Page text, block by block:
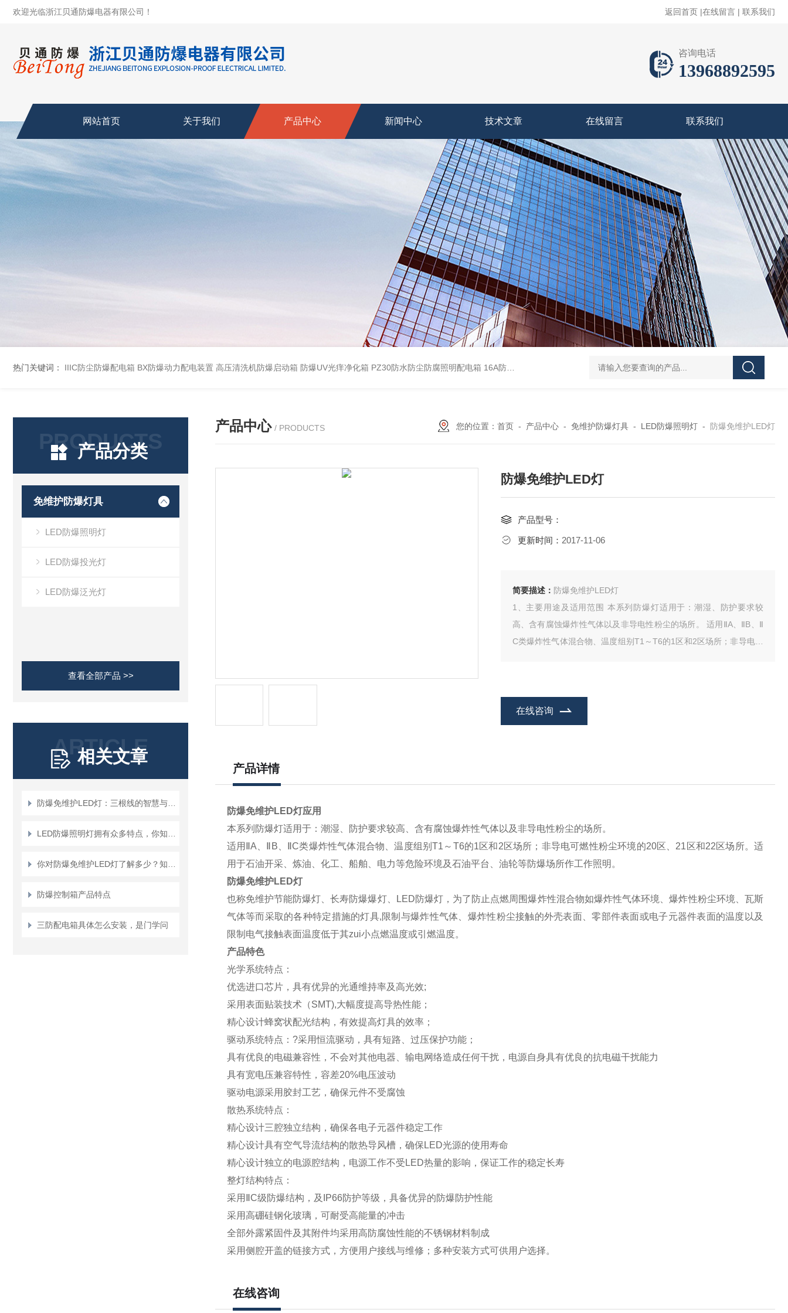
欢迎光临浙江贝通防爆电器有限公司！ 返回首页 |在线留言 | 联系我们
咨询电话
13968892595
网站首页 关于我们 产品中心 新闻中心 技术文章 在线留言 联系我们
热门关键词： IIIC防尘防爆配电箱 BX防爆动力配电装置 高压清洗机防爆启动箱 防爆UV光痒净化箱 PZ30防水防尘防腐照明配电箱 16A防水防尘防腐照明开关 防水防腐检修插座箱 4回路带漏电防爆照明配电箱
PRODUCTS
产品分类
免维护防爆灯具
LED防爆照明灯
LED防爆投光灯
LED防爆泛光灯
查看全部产品 >>
ARTICLE
相关文章
防爆控制箱产品特点
三防配电箱具体怎么安装，是门学问
产品中心 / PRODUCTS 您的位置： 首页 - 产品中心 - 免维护防爆灯具 - LED防爆照明灯 - 防爆免维护LED灯
防爆免维护LED灯
产品型号：
更新时间： 2017-11-06
简要描述： 防爆免维护LED灯
1、主要用途及适用范围 本系列防爆灯适用于：潮湿、防护要求较
高、含有腐蚀爆炸性气体以及非导电性粉尘的场所。 适用ⅡA、ⅡB、Ⅱ
C类爆炸性气体混合物、温度组别T1～T6的1区和2区场所；非导电可
在线咨询
产品详情
防爆免维护LED灯应用
本系列防爆灯适用于：潮湿、防护要求较高、含有腐蚀爆炸性气体以及非导电性粉尘的场所。
适用ⅡA、ⅡB、ⅡC类爆炸性气体混合物、温度组别T1～T6的1区和2区场所；非导电可燃性粉尘环境的20区、21区和22区场所。适
用于石油开采、炼油、化工、船舶、电力等危险环境及石油平台、油轮等防爆场所作工作照明。
防爆免维护LED灯
也称免维护节能防爆灯、长寿防爆爆灯、LED防爆灯，为了防止点燃周围爆炸性混合物如爆炸性气体环境、爆炸性粉尘环境、瓦斯
气体等而采取的各种特定措施的灯具,限制与爆炸性气体、爆炸性粉尘接触的外壳表面、零部件表面或电子元器件表面的温度以及
限制电气接触表面温度低于其zui小点燃温度或引燃温度。
产品特色
光学系统特点：
优选进口芯片，具有优异的光通维持率及高光效;
采用表面贴装技术（SMT),大幅度提高导热性能；
精心设计蜂窝状配光结构，有效提高灯具的效率；
驱动系统特点：?采用恒流驱动，具有短路、过压保护功能；
具有优良的电磁兼容性，不会对其他电器、输电网络造成任何干扰，电源自身具有优良的抗电磁干扰能力
具有宽电压兼容特性，容差20%电压波动
驱动电源采用胶封工艺，确保元件不受腐蚀
散热系统特点：
精心设计三腔独立结构，确保各电子元器件稳定工作
精心设计具有空气导流结构的散热导风槽，确保LED光源的使用寿命
精心设计独立的电源腔结构，电源工作不受LED热量的影响，保证工作的稳定长寿
整灯结构特点：
采用ⅡC级防爆结构，及IP66防护等级，具备优异的防爆防护性能
采用高硼硅钢化玻璃，可耐受高能量的冲击
全部外露紧固件及其附件均采用高防腐蚀性能的不锈钢材料制成
采用侧腔开盖的链接方式，方便用户接线与维修；多种安装方式可供用户选择。
在线咨询